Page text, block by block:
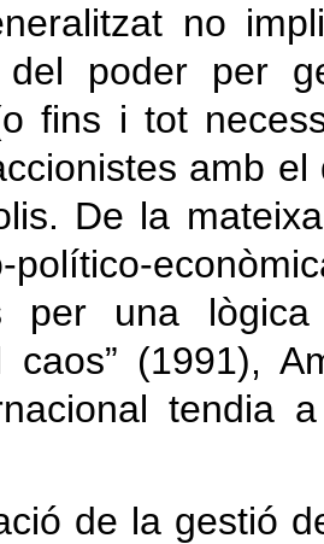
no
poder per
fins i tot
amb
De la
político-
per una
caos” (1991),
tendia
de la gestió